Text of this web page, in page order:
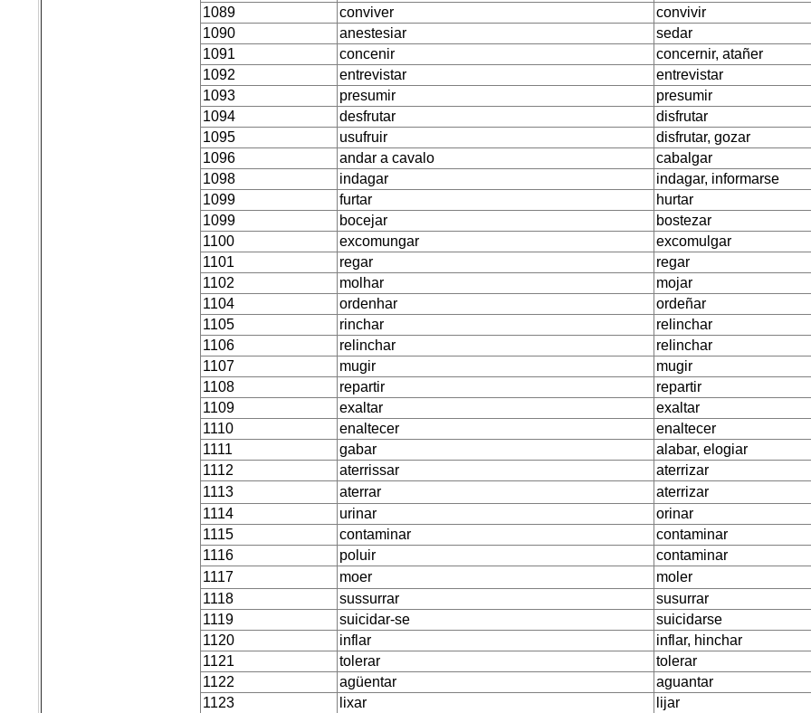
1089
conviver
convivir
1090
anestesiar
sedar
1091
concenir
concernir, atañer
1092
entrevistar
entrevistar
1093
presumir
presumir
1094
desfrutar
disfrutar
1095
usufruir
disfrutar, gozar
1096
andar a cavalo
cabalgar
1098
indagar
indagar, informarse
1099
furtar
hurtar
1099
bocejar
bostezar
1100
excomungar
excomulgar
1101
regar
regar
1102
molhar
mojar
1104
ordenhar
ordeñar
1105
rinchar
relinchar
1106
relinchar
relinchar
1107
mugir
mugir
1108
repartir
repartir
1109
exaltar
exaltar
1110
enaltecer
enaltecer
1111
gabar
alabar, elogiar
1112
aterrissar
aterrizar
1113
aterrar
aterrizar
1114
urinar
orinar
1115
contaminar
contaminar
1116
poluir
contaminar
1117
moer
moler
1118
sussurrar
susurrar
1119
suicidar-se
suicidarse
1120
inflar
inflar, hinchar
1121
tolerar
tolerar
1122
agüentar
aguantar
1123
lixar lijar